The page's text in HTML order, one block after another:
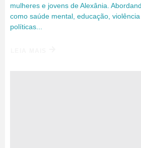
mulheres e jovens de Alexânia.
como saúde mental, educação,
políticas...